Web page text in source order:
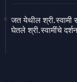
जत येथील श्री.स्वामी
घेतले श्री.स्वामींचे दर्शन